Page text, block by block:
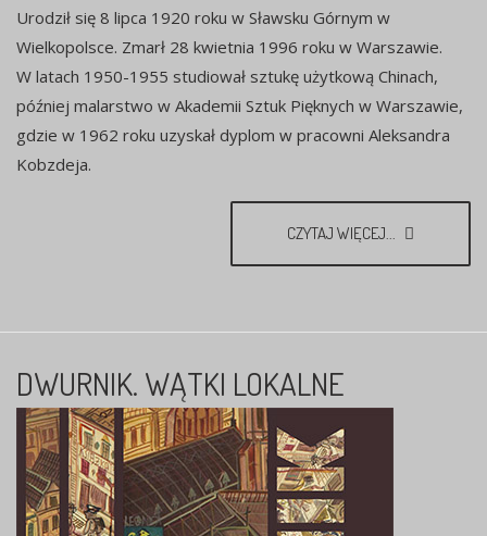
Urodził się 8 lipca 1920 roku w Sławsku Górnym w
Wielkopolsce. Zmarł 28 kwietnia 1996 roku w Warszawie.
W latach 1950-1955 studiował sztukę użytkową Chinach,
później malarstwo w Akademii Sztuk Pięknych w Warszawie,
gdzie w 1962 roku uzyskał dyplom w pracowni Aleksandra
Kobzdeja.
CZYTAJ WIĘCEJ...
DWURNIK. WĄTKI LOKALNE